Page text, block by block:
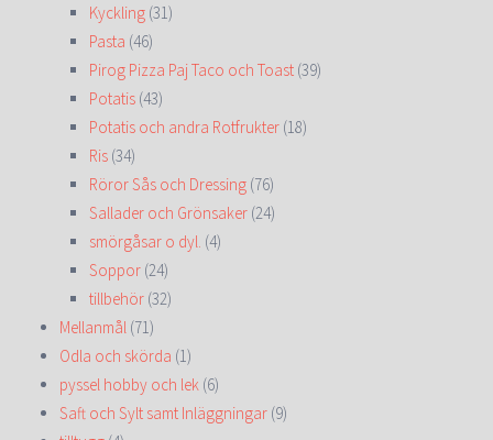
Kyckling (31)
Pasta (46)
Pirog Pizza Paj Taco och Toast (39)
Potatis (43)
Potatis och andra Rotfrukter (18)
Ris (34)
Röror Sås och Dressing (76)
Sallader och Grönsaker (24)
smörgåsar o dyl. (4)
Soppor (24)
tillbehör (32)
Mellanmål (71)
Odla och skörda (1)
pyssel hobby och lek (6)
Saft och Sylt samt Inläggningar (9)